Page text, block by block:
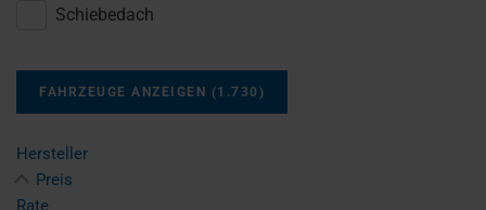
Schiebedach
FAHRZEUGE ANZEIGEN (1.730 )
Hersteller
Preis
Rate